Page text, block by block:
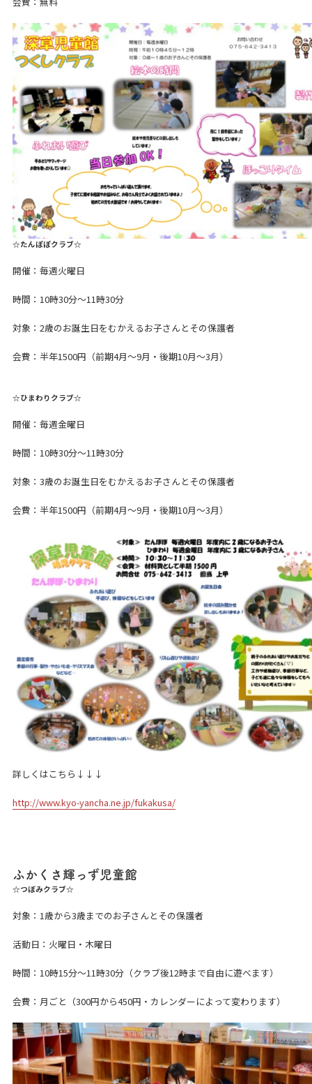
☆たんぽぽクラブ☆
開催：毎週火曜日
時間：10時30分～11時30分
対象：2歳のお誕生日をむかえるお子さんとその保護者
会費：半年1500円（前期4月～9月・後期10月～3月）
☆ひまわりクラブ☆
開催：毎週金曜日
時間：10時30分～11時30分
対象：3歳のお誕生日をむかえるお子さんとその保護者
会費：半年1500円（前期4月～9月・後期10月～3月）
詳しくはこちら↓↓↓
http://www.kyo-yancha.ne.jp/fukakusa/
ふかくさ輝っず児童館
☆つぼみクラブ☆
対象：1歳から3歳までのお子さんとその保護者
活動日：火曜日・木曜日
時間：10時15分～11時30分（クラブ後12時まで自由に遊べます）
会費：月ごと（300円から450円・カレンダーによって変わります）